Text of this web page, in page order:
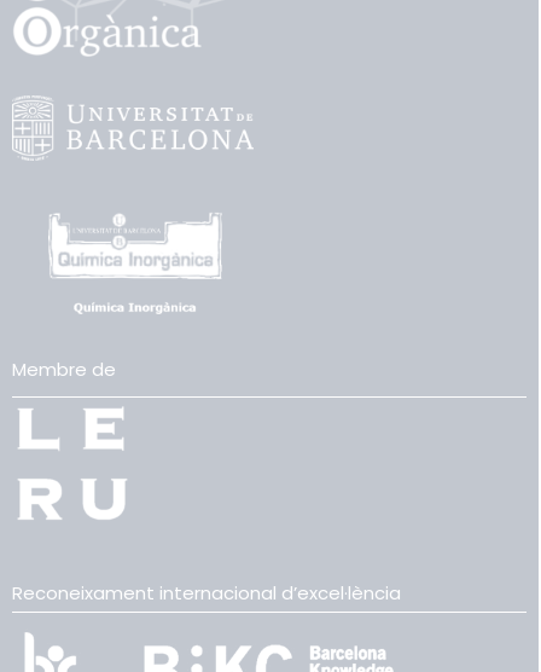
Membre de
Reconeixament internacional d’excel·lència